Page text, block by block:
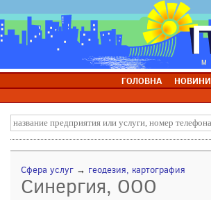
ГОЛОВНА НОВИНИ
Сфера услуг → геодезия, картография
Синергия, ООО